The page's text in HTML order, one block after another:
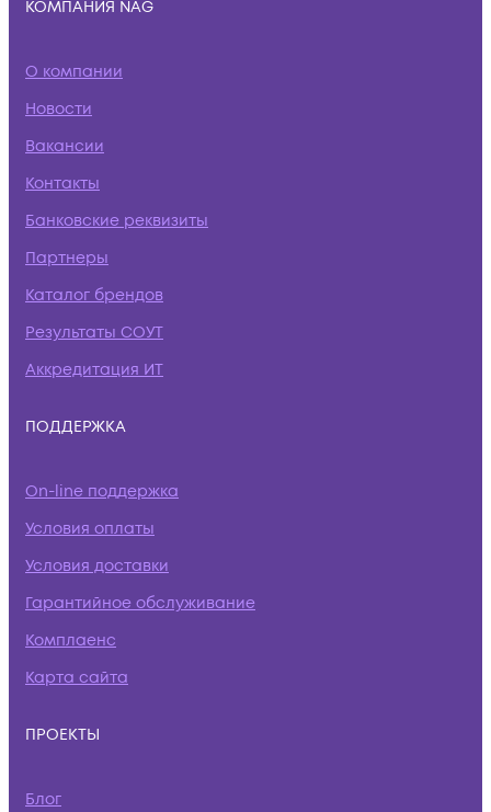
КОМПАНИЯ NAG
О компании
Новости
Вакансии
Контакты
Банковские реквизиты
Партнеры
Каталог брендов
Результаты СОУТ
Аккредитация ИТ
ПОДДЕРЖКА
On-line поддержка
Условия оплаты
Условия доставки
Гарантийное обслуживание
Комплаенс
Карта сайта
ПРОЕКТЫ
Блог